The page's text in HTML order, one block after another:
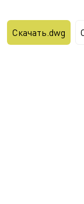
Скачать.dwg